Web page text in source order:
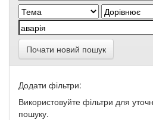
Почати новий пошук
Додати фільтри:
Використовуйте фільтри для
пошуку.